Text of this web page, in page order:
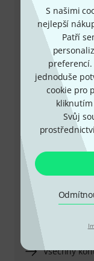
S našimi
nejlepší
Patří
jednoduše
cookie pro
Svůj
Máte-li jakýkoli
zákaznického
Mějte
Provozní
letní čas)
Zařídit
Více
Vrátit produkt
Všechny